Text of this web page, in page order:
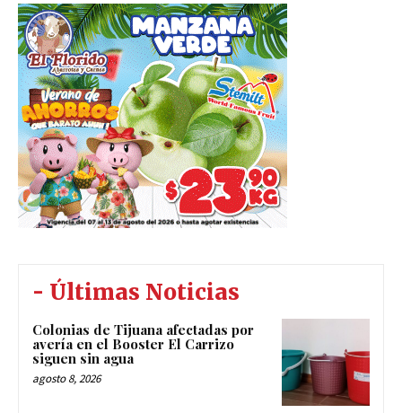
- Últimas Noticias
Colonias de Tijuana afectadas por
avería en el Booster El Carrizo
siguen sin agua
agosto 8, 2026